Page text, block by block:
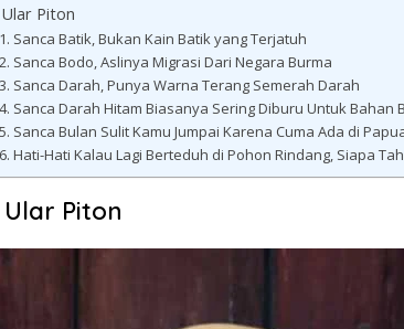
Ular Piton
1. Sanca Batik, Bukan Kain Batik yang Terjatuh
2. Sanca Bodo, Aslinya Migrasi Dari Negara Burma
3. Sanca Darah, Punya Warna Terang Semerah Darah
4. Sanca Darah Hitam Biasanya Sering Diburu Untuk Bahan
5. Sanca Bulan Sulit Kamu Jumpai Karena Cuma Ada di
6. Hati-Hati Kalau Lagi Berteduh di Pohon Rindang, Siapa
Piton